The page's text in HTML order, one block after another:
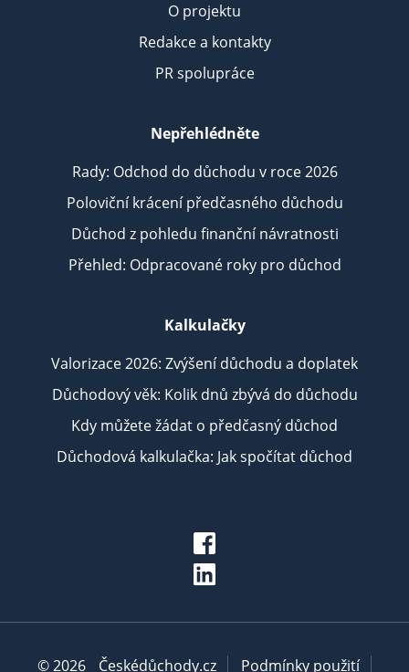
O projektu
Redakce a kontakty
PR spolupráce
Nepřehlédněte
Rady: Odchod do důchodu v roce 2026
Poloviční krácení předčasného důchodu
Důchod z pohledu finanční návratnosti
Přehled: Odpracované roky pro důchod
Kalkulačky
Valorizace 2026: Zvýšení důchodu a doplatek
Důchodový věk: Kolik dnů zbývá do důchodu
Kdy můžete žádat o předčasný důchod
Důchodová kalkulačka: Jak spočítat důchod
© 2026 Českédůchody.cz Podmínky použití